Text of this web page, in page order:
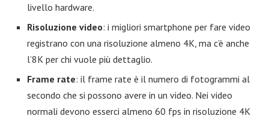
livello hardware.
Risoluzione video: i migliori smartphone per fare video
registrano con una risoluzione almeno 4K, ma c’è anche
l’8K per chi vuole più dettaglio.
Frame rate: il frame rate è il numero di fotogrammi al
secondo che si possono avere in un video. Nei video
normali devono esserci almeno 60 fps in risoluzione 4K